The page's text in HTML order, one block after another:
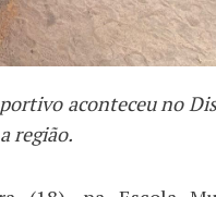
aconteceu no
região.